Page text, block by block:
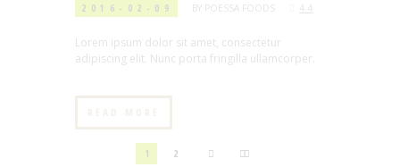
2016-02-09 BY POESSA FOODS 4.4
Lorem ipsum dolor sit amet, consectetur
adipiscing elit. Nunc porta fringilla ullamcorper.
1 2